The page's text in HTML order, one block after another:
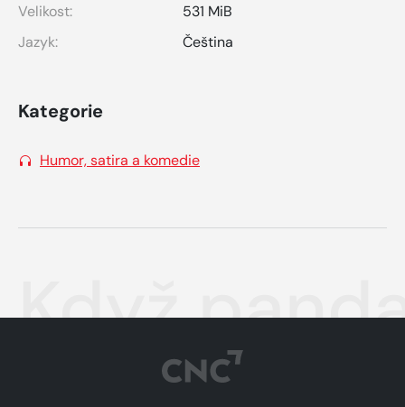
Velikost:
531 MiB
Jazyk:
Čeština
Kategorie
Humor, satira a komedie
Když